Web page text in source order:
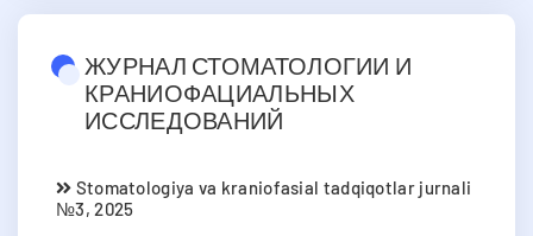
ЖУРНАЛ СТОМАТОЛОГИИ И
КРАНИОФАЦИАЛЬНЫХ
ИССЛЕДОВАНИЙ
Stomatologiya va kraniofasial tadqiqotlar jurnali
№3, 2025